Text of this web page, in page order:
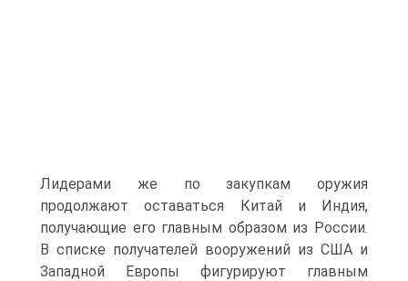
Лидерами же по закупкам оружия
продолжают оставаться Китай и Индия,
получающие его главным образом из России.
В списке получателей вооружений из США и
Западной Европы фигурируют главным